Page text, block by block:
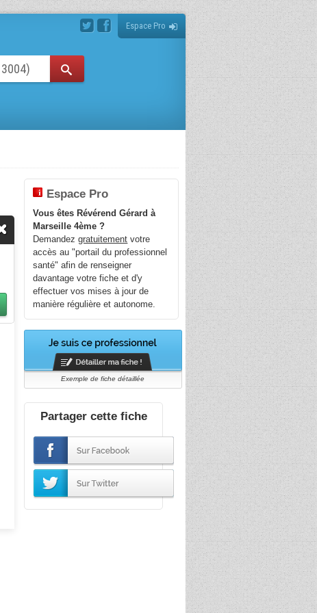
Espace Pro
Espace Pro
Vous êtes Révérend Gérard à
Marseille 4ème ?
Demandezgratuitement votre
accès au "portail du professionnel
santé" afin de renseigner
davantage votre fiche et d'y
effectuer vos mises à jour de
manière régulière et autonome.
Exemple de fiche détaillée
Partager cette fiche